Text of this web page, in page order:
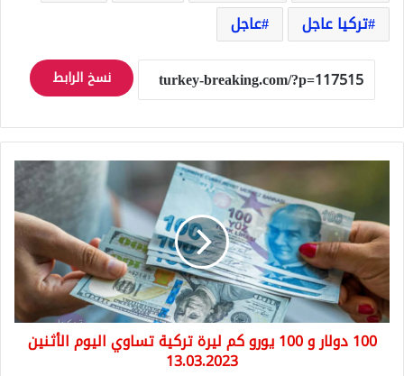
تركيا عاجل
عاجل
نسخ الرابط
100
يورو
كم
ليرة
تركية
تساوي
اليوم
100 دولار و 100 يورو كم ليرة تركية تساوي اليوم الأثنين
13.03.2023